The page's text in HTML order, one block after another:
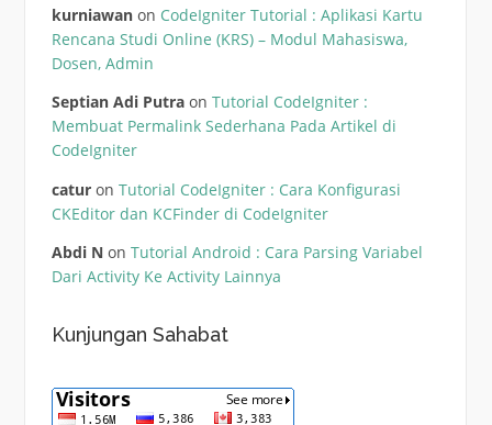
kurniawanon CodeIgniter Tutorial : Aplikasi Kartu
Rencana Studi Online (KRS) – Modul Mahasiswa,
Dosen, Admin
Septian Adi Putraon Tutorial CodeIgniter :
Membuat Permalink Sederhana Pada Artikel di
CodeIgniter
caturon Tutorial CodeIgniter : Cara Konfigurasi
CKEditor dan KCFinder di CodeIgniter
Abdi N on Tutorial Android : Cara Parsing Variabel
Dari Activity Ke Activity Lainnya
Kunjungan Sahabat